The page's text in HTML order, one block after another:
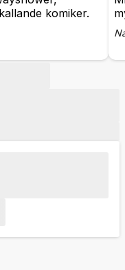
komiker.